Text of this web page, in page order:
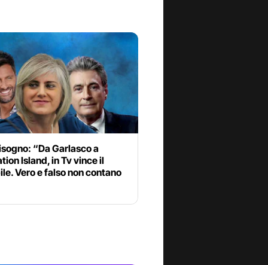
“Da Garlasco a
Island, in Tv vince il
Vero e falso non contano